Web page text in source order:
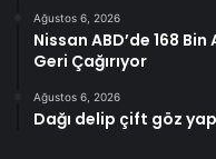
Ağustos 6, 2026
Nissan ABD’de 168
Geri Çağırıyor
Ağustos 6, 2026
Dağı delip çift göz